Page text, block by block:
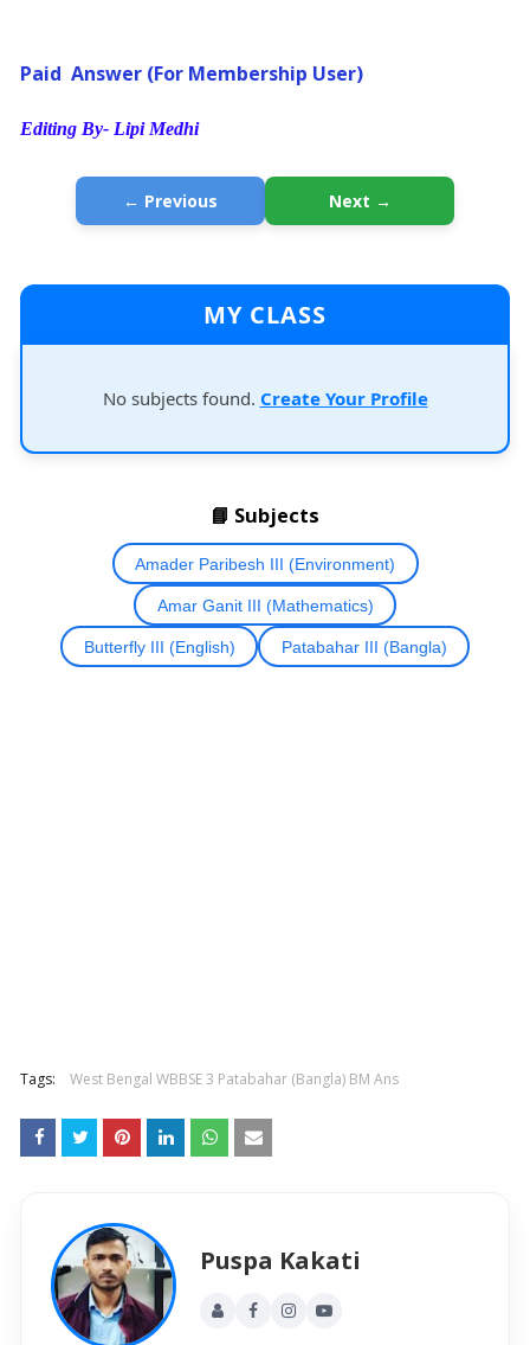
Paid Answer (For Membership User)
Editing By- Lipi Medhi
← Previous Next →
MY CLASS
No subjects found. Create Your Profile
📘 Subjects
Amader Paribesh III (Environment)
Amar Ganit III (Mathematics)
Butterfly III (English) Patabahar III (Bangla)
Tags: West Bengal WBBSE 3 Patabahar (Bangla) BM Ans
Puspa Kakati